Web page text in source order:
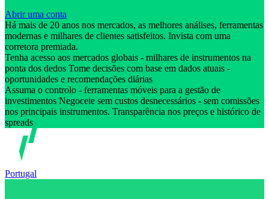
Abrir uma conta
Há mais de 20 anos nos mercados, as melhores análises, ferramentas
modernas e milhares de clientes satisfeitos. Invista com uma
corretora premiada.
Tenha acesso aos mercados globais - milhares de instrumentos na
ponta dos dedos Tome decisões com base em dados atuais -
oportunidades e recomendações diárias
Assuma o controlo - ferramentas móveis para a gestão de
investimentos Negoceie sem custos desnecessários - sem comissões
nos principais instrumentos. Transparência nos preços e histórico de
spreads
Portugal